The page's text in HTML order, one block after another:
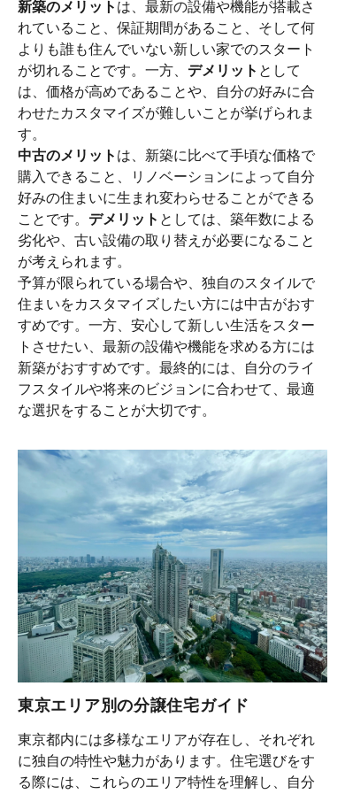
新築のメリット は、最新の設備や機能が搭載さ
れていること、保証期間があること、そして何
よりも誰も住んでいない新しい家でのスタート
が切れることです。一方、 デメリット として
は、価格が高めであることや、自分の好みに合
わせたカスタマイズが難しいことが挙げられま
す。
中古のメリット は、新築に比べて手頃な価格で
購入できること、リノベーションによって自分
好みの住まいに生まれ変わらせることができる
ことです。 デメリット としては、築年数による
劣化や、古い設備の取り替えが必要になること
が考えられます。
予算が限られている場合や、独自のスタイルで
住まいをカスタマイズしたい方には中古がおす
すめです。一方、安心して新しい生活をスター
トさせたい、最新の設備や機能を求める方には
新築がおすすめです。最終的には、自分のライ
フスタイルや将来のビジョンに合わせて、最適
な選択をすることが大切です。
東京エリア別の分譲住宅ガイド
東京都内には多様なエリアが存在し、それぞれ
に独自の特性や魅力があります。住宅選びをす
る際には、これらのエリア特性を理解し、自分